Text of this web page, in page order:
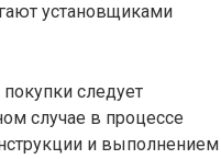
установщиками
следует
случае в процессе
и выполнением